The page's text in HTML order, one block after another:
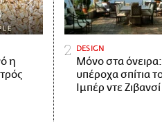
η
DESIGN
Μόνο στα
υπέροχα σπίτια
Ιμπέρ ντε Ζιβανσί